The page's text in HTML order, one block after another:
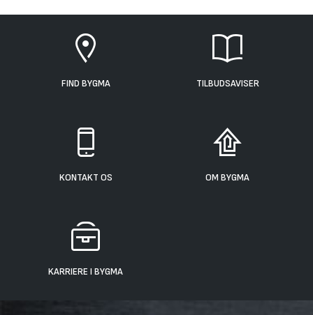
FIND BYGMA TILBUDSAVISER
KONTAKT OS OM BYGMA
KARRIERE I BYGMA